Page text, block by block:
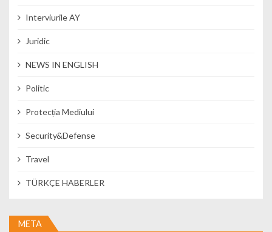
Interviurile AY
Juridic
NEWS IN ENGLISH
Politic
Protecția Mediului
Security&Defense
Travel
TÜRKÇE HABERLER
META